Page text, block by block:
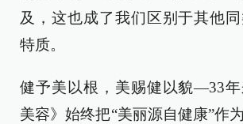
及，这也成了我们区别于其他
特质。
健予美以根，美赐健以貌—33
美容》始终把“美丽源自健康”作